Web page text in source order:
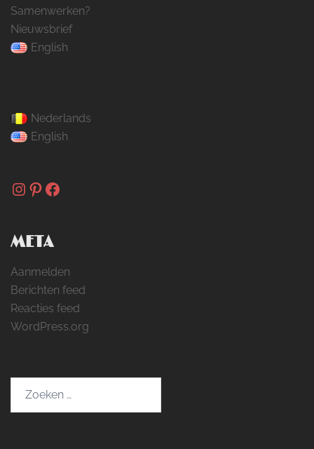
Samenwerken?
Nieuwsbrief
English
Nederlands
English
Instagram
Pinterest
Facebook
META
Aanmelden
Berichten feed
Reacties feed
WordPress.org